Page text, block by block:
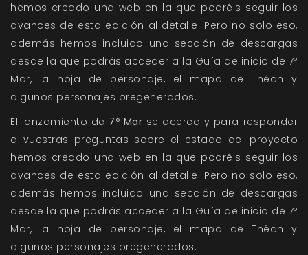
hemos creado una web en la que podréis seguir los
avances de esta edición al detalle. Pero no solo eso,
además hemos incluido una sección de descargas
desde la que podrás acceder a la Guía de inicio de 7º
Mar, la hoja de personaje, el mapa de Théah y
algunos personajes pregenerados.
El lanzamiento de 7º Mar se acerca y para responder
a vuestras preguntas sobre el estado del proyecto
hemos creado una web en la que podréis seguir los
avances de esta edición al detalle. Pero no solo eso,
además hemos incluido una sección de descargas
desde la que podrás acceder a la Guía de inicio de 7º
Mar, la hoja de personaje, el mapa de Théah y
algunos personajes pregenerados.